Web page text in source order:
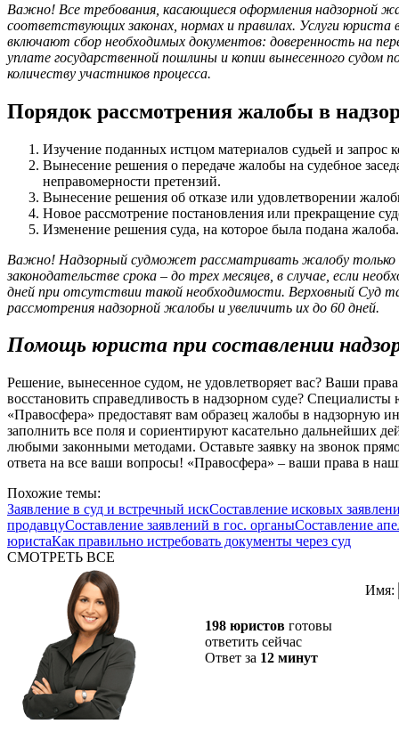
Важно! Все требования, касающиеся оформления надзорной
соответствующих законах, нормах и правилах. Услуги юриста
включают сбор необходимых документов: доверенность на
уплате государственной пошлины и копии вынесенного судом
количеству участников процесса.
Порядок рассмотрения жалобы в
Изучение поданных истцом материалов судьей и запрос
Вынесение решения о передаче жалобы на судебное
неправомерности претензий.
Вынесение решения об отказе или удовлетворении
Новое рассмотрение постановления или прекращение
Изменение решения суда, на которое была подана жалоба.
Важно! Надзорный судможет рассматривать жалобу только в
законодательстве срока – до трех месяцев, в случае, если
дней при отсутствии такой необходимости. Верховный Суд
рассмотрения надзорной жалобы и увеличить их до 60 дней.
Помощь юриста при составлении
Решение, вынесенное судом, не удовлетворяет вас? Ваши
восстановить справедливость в надзорном суде?
«Правосфера» предоставят вам образец жалобы в надзорную
заполнить все поля и сориентируют касательно дальнейших
любыми законными методами. Оставьте заявку на звонок
ответа на все ваши вопросы! «Правосфера» – ваши права в
Похожие темы:
Заявление в суд и встречный искСоставление исковых
продавцуСоставление заявлений в гос. органыСоставление
юристаКак правильно истребовать документы через суд
СМОТРЕТЬ ВСЕ
198 юристов готовы
ответить сейчас
Ответ за 12 минут
Имя: